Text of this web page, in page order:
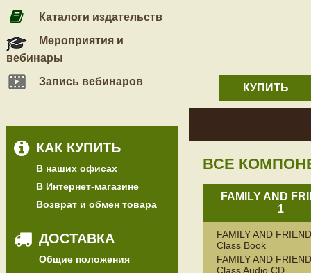
Каталоги издательств
Мероприятия и
вебинары
Запись вебинаров
КАК КУПИТЬ
В наших офисах
В Интернет-магазине
Возврат и обмен товара
ДОСТАВКА
Общие положения
КУПИТЬ
ВСЕ
FAMILY AND
1
FAMILY AND
Class Book
FAMILY AND
Class Audio CD